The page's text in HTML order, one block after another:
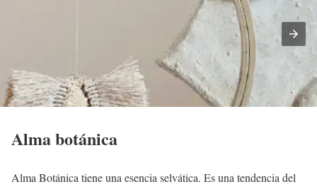
Alma botánica
Alma Botánica tiene una esencia selvática. Es una tendencia del